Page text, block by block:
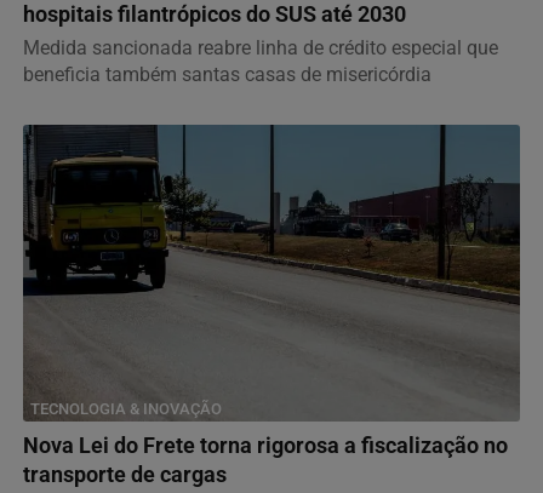
hospitais filantrópicos do SUS até 2030
Medida sancionada reabre linha de crédito especial que
beneficia também santas casas de misericórdia
TECNOLOGIA & INOVAÇÃO
Nova Lei do Frete torna rigorosa a fiscalização no
transporte de cargas